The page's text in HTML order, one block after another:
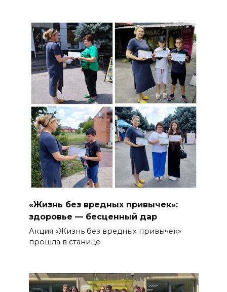
«Жизнь без вредных привычек»:
здоровье — бесценный дар
Акция «Жизнь без вредных привычек»
прошла в станице